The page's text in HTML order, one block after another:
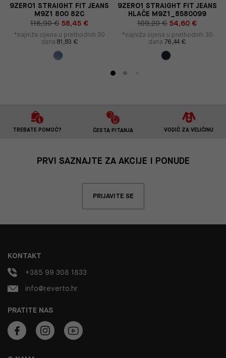
9ZERO1 STRAIGHT FIT JEANS
M9Z1 800 82C
116,90 € 58,45 €
*najniža cijena u prethodnih 30
dana 81,83 €
9ZERO1 STRAIGHT FIT JEANS
HLAČE M9Z1_8580099
109,20 € 54,60 €
*najniža cijena u prethodnih 30
dana 76,44 €
TREBATE POMOĆ? ČESTA PITANJA VODIČ ZA VELIČINU
PRVI SAZNAJTE ZA AKCIJE I PONUDE
PRIJAVITE SE
PRATITE NAS
KONTAKT
+385 99 308 1833
info@reverto.hr